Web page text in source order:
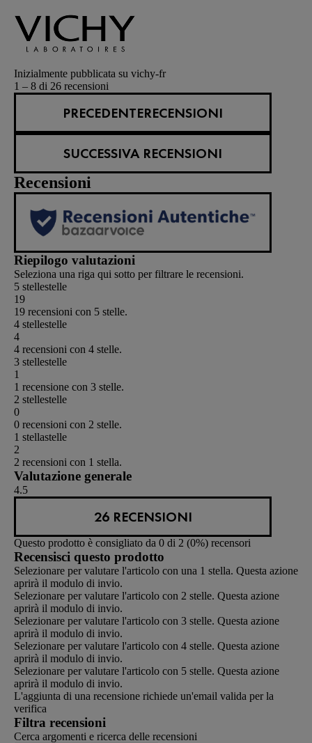
Inizialmente pubblicata su vichy-fr
1 – 8 di 26 recensioni
PRECEDENTERECENSIONI
SUCCESSIVA RECENSIONI
Recensioni
Riepilogo valutazioni
Seleziona una riga qui sotto per filtrare le recensioni.
5 stellestelle
19
19 recensioni con 5 stelle.
4 stellestelle
4
4 recensioni con 4 stelle.
3 stellestelle
1
1 recensione con 3 stelle.
2 stellestelle
0
0 recensioni con 2 stelle.
1 stellastelle
2
2 recensioni con 1 stella.
Valutazione generale
4.5
26 RECENSIONI
Questo prodotto è consigliato da 0 di 2 (0%) recensori
Recensisci questo prodotto
Selezionare per valutare l'articolo con una 1 stella. Questa azione
aprirà il modulo di invio.
Selezionare per valutare l'articolo con 2 stelle. Questa azione
aprirà il modulo di invio.
Selezionare per valutare l'articolo con 3 stelle. Questa azione
aprirà il modulo di invio.
Selezionare per valutare l'articolo con 4 stelle. Questa azione
aprirà il modulo di invio.
Selezionare per valutare l'articolo con 5 stelle. Questa azione
aprirà il modulo di invio.
L'aggiunta di una recensione richiede un'email valida per la
verifica
Filtra recensioni
Cerca argomenti e ricerca delle recensioni